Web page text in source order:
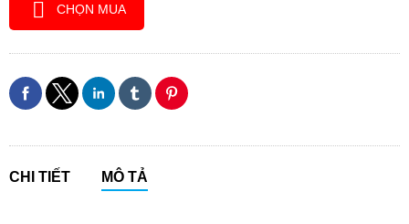
CHỌN MUA
CHI TIẾT MÔ TẢ